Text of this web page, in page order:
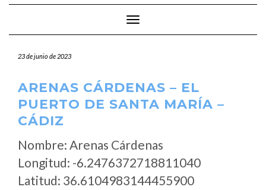
Cambiar modo de navegación
23 de junio de 2023
ARENAS CÁRDENAS – EL
PUERTO DE SANTA MARÍA –
CÁDIZ
Nombre: Arenas Cárdenas
Longitud: -6.2476372718811040
Latitud: 36.6104983144455900